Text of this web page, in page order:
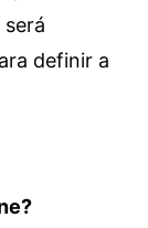
definir a